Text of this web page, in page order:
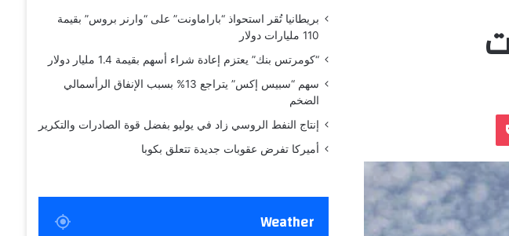
‫Pocket
بريطانيا تُقر استحواذ “باراماونت” على “وارنر بروس” بقيمة
110 مليارات دولار
“كومرتس بنك” يعتزم إعادة شراء أسهم بقيمة 1.4 مليار دولار
سهم “سبيس إكس” يتراجع 13% بسبب الإنفاق الرأسمالي
الضخم
إنتاج النفط الروسي زاد في يوليو بفضل قوة الصادرات والتكرير
أميركا تفرض عقوبات جديدة تتعلق بكوبا
Weather